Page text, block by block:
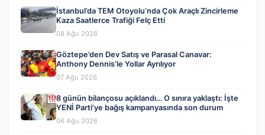
İstanbul’da TEM Otoyolu’nda Çok Araçlı Zincirleme
Kaza Saatlerce Trafiği Felç Etti
08 Ağu 2026
Göztepe’den Dev Satış ve Parasal Canavar:
Anthony Dennis’le Yollar Ayrılıyor
07 Ağu 2026
8 günün bilançosu açıklandı… O sınıra yaklaştı: İşte
YENİ Parti’ye bağış kampanyasında son durum
06 Ağu 2026